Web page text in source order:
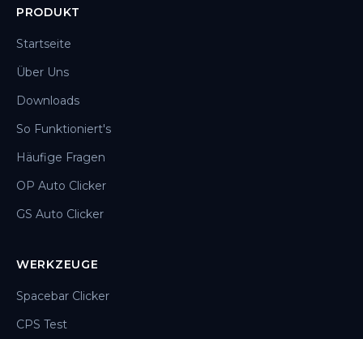
PRODUKT
Startseite
Über Uns
Downloads
So Funktioniert's
Häufige Fragen
OP Auto Clicker
GS Auto Clicker
WERKZEUGE
Spacebar Clicker
CPS Test